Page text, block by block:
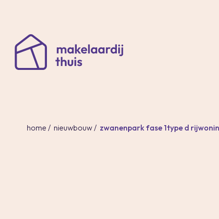
home / nieuwbouw/ zwanenpark fase 1type d